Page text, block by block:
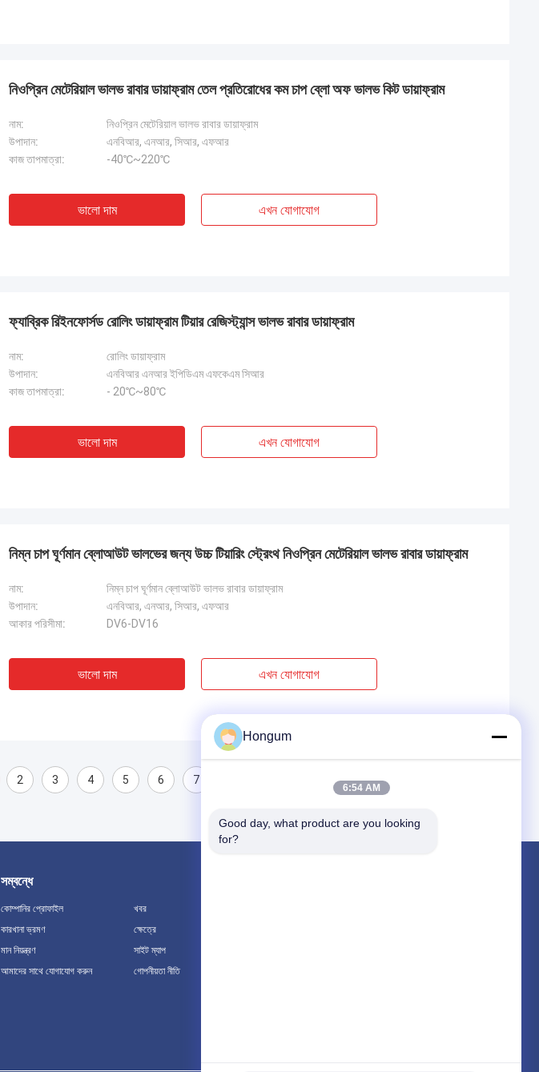
নিওপ্রিন মেটেরিয়াল ভালভ রাবার ডায়াফ্রাম তেল প্রতিরোধের কম চাপ ব্লো অফ ভালভ কিট ডায়াফ্রাম
নাম:
নিওপ্রিন মেটেরিয়াল ভালভ রাবার ডায়াফ্রাম
উপাদান:
এনবিআর, এনআর, সিআর, এফআর
কাজ তাপমাত্রা:
-40℃~220℃
ভালো দাম এখন যোগাযোগ
ফ্যাব্রিক রিইনফোর্সড রোলিং ডায়াফ্রাম টিয়ার রেজিস্ট্যান্স ভালভ রাবার ডায়াফ্রাম
নাম:
রোলিং ডায়াফ্রাম
উপাদান:
এনবিআর এনআর ইপিডিএম এফকেএম সিআর
কাজ তাপমাত্রা:
- 20℃~80℃
ভালো দাম এখন যোগাযোগ
নিম্ন চাপ ঘূর্ণমান ব্লোআউট ভালভের জন্য উচ্চ টিয়ারিং স্ট্রেংথ নিওপ্রিন মেটেরিয়াল ভালভ রাবার ডায়াফ্রাম
নাম:
নিম্ন চাপ ঘূর্ণমান ব্লোআউট ভালভ রাবার ডায়াফ্রাম
উপাদান:
এনবিআর, এনআর, সিআর, এফআর
আকার পরিসীমা:
DV6-DV16
ভালো দাম এখন যোগাযোগ
2 3 4 5 6 7
সম্বন্ধে
কোম্পানির প্রোফাইল
কারখানা ভ্রমণ
মান নিয়ন্ত্রণ
আমাদের সাথে যোগাযোগ করুন
খবর
ক্ষেত্রে
সাইট ম্যাপ
গোপনীয়তা নীতি
Hongum
6:54 AM
Good day, what product are you looking
for?